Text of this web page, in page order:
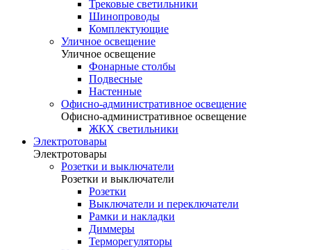
Трековые светильники
Шинопроводы
Комплектующие
Уличное освещение
Уличное освещение
Фонарные столбы
Подвесные
Настенные
Офисно-административное освещение
Офисно-административное освещение
ЖКХ светильники
Электротовары
Электротовары
Розетки и выключатели
Розетки и выключатели
Розетки
Выключатели и переключатели
Рамки и накладки
Диммеры
Терморегуляторы